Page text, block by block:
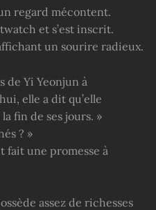
regard mécontent.
et s’est inscrit.
un sourire radieux.
de Yi Yeonjun à
elle a dit qu’elle
fin de ses jours. »
? »
fait une promesse à
assez de richesses